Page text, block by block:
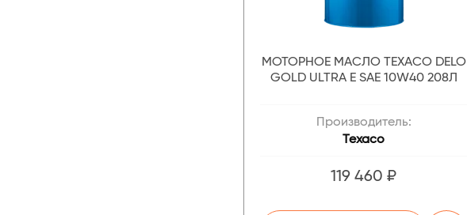
МОТОРНОЕ МАСЛО TEXACO DELO
GOLD ULTRA E SAE 10W40 208Л
Производитель:
Texaco
119 460 ₽